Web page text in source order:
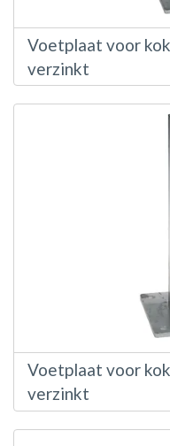
Voetplaat voor
verzinkt
Voetplaat voor
verzinkt